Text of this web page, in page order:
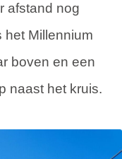
afstand nog
het Millennium
boven en een
naast het kruis.